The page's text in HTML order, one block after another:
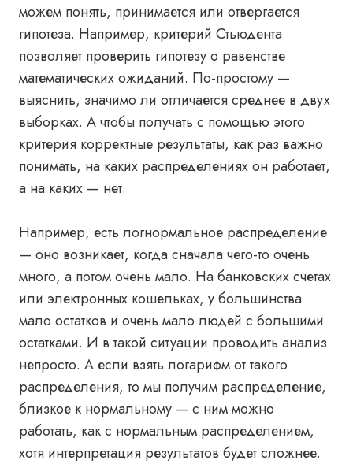
можем понять, принимается или отвергается
гипотеза. Например, критерий Стьюдента
позволяет проверить гипотезу о равенстве
математических ожиданий. По-простому —
выяснить, значимо ли отличается среднее в двух
выборках. А чтобы получать с помощью этого
критерия корректные результаты, как раз важно
понимать, на каких распределениях он работает,
а на каких — нет.
Например, есть логнормальное распределение
— оно возникает, когда сначала чего-то очень
много, а потом очень мало. На банковских счетах
или электронных кошельках, у большинства
мало остатков и очень мало людей с большими
остатками. И в такой ситуации проводить анализ
непросто. А если взять логарифм от такого
распределения, то мы получим распределение,
близкое к нормальному — с ним можно
работать, как с нормальным распределением,
хотя интерпретация результатов будет сложнее.